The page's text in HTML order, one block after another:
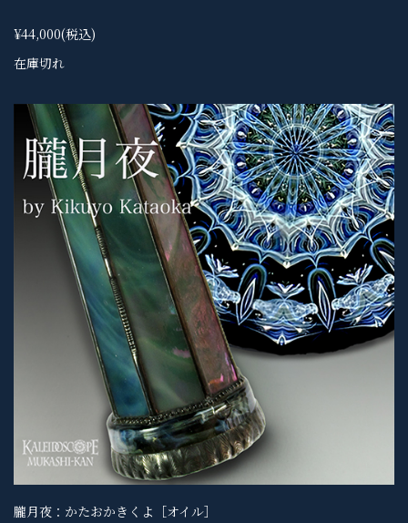
¥44,000(税込)
在庫切れ
朧月夜：かたおかきくよ［オイル］